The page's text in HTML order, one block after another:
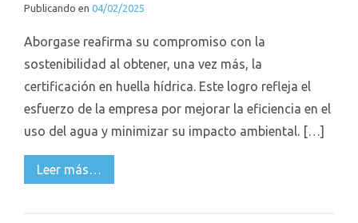
Publicando en 04/02/2025
Aborgase reafirma su compromiso con la
sostenibilidad al obtener, una vez más, la
certificación en huella hídrica. Este logro refleja el
esfuerzo de la empresa por mejorar la eficiencia en el
uso del agua y minimizar su impacto ambiental. […]
Leer más…